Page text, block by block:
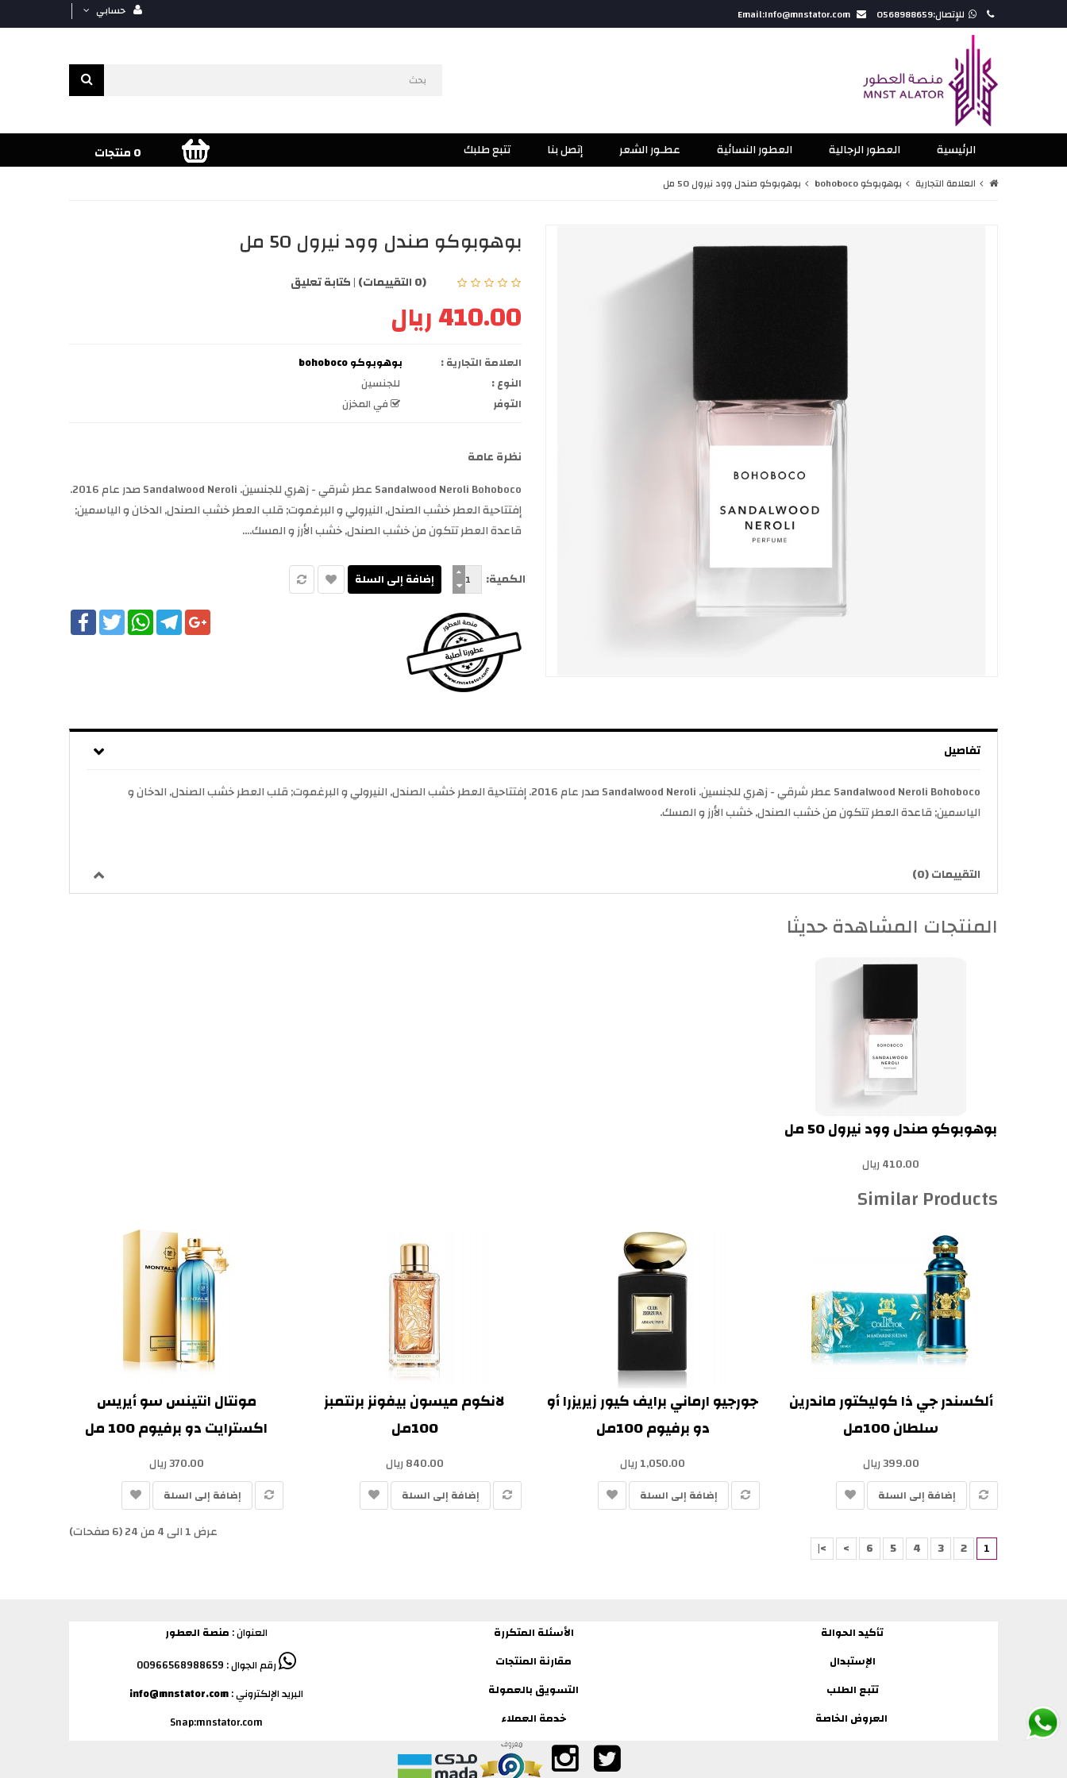
للإتصال:0568988659 حسابي
الرئيسية العطور الرجالية العطور النسائية عطـور الشعر إتصل بنا تتبع طلبك 0 منتجات
العلامة التجارية بوهوبوكو bohoboco بوهوبوكو صندل وود نيرول 50 مل
بوهوبوكو صندل وود نيرول 50 مل
(0 التقييمات) |كتابة تعليق
410.00 ريال
العلامة التجارية :
بوهوبوكو bohoboco
النوع :
للجنسين
التوفر
في المخزن
نظرة عامة
Sandalwood Neroli Bohoboco عطر شرقي - زهري للجنسين. Sandalwood Neroli صدر عام 2016.
إفتتاحية العطر خشب الصندل, النيرولي و البرغموت; قلب العطر خشب الصندل, الدخان و الياسمين;
قاعدة العطر تتكون من خشب الصندل, خشب الأرز و المسك....
الكمية:
FacebookTwitter
WhatsAppTelegramGoogle+
تفاصيل
Sandalwood Neroli Bohoboco عطر شرقي - زهري للجنسين. Sandalwood Neroli صدر عام 2016. إفتتاحية العطر خشب الصندل, النيرولي و البرغموت; قلب العطر خشب الصندل, الدخان و
الياسمين; قاعدة العطر تتكون من خشب الصندل, خشب الأرز و المسك.
التقييمات (0)
المنتجات المشاهدة حديثا
بوهوبوكو صندل وود نيرول 50 مل
410.00 ريال
Similar Products
ألكسندر جي ذا كوليكتور ماندرين
سلطان 100مل
399.00 ريال
إضافة إلى السلة
جورجيو ارماني برايف كيور زيريزرا أو
دو برفيوم 100مل
1,050.00 ريال
إضافة إلى السلة
لانكوم ميسون بيفونز برنتمبز
100مل
840.00 ريال
إضافة إلى السلة
مونتال انتينس سو أيريس
اكسترايت دو برفيوم 100 مل
370.00 ريال
إضافة إلى السلة
1
2
3
4
5
6
>
>|
عرض 1 الى 4 من 24 (6 صفحات)
تأكيد الحوالة
الإستبدال
تتبع الطلب
العروض الخاصة
الأسئلة المتكررة
مقارنة المنتجات
التسويق بالعمولة
خدمة العملاء
العنوان : منصة العطور
رقم الجوال : 00966568988659
البريد الإلكتروني :info@mnstator.com
Snap:mnstator.com